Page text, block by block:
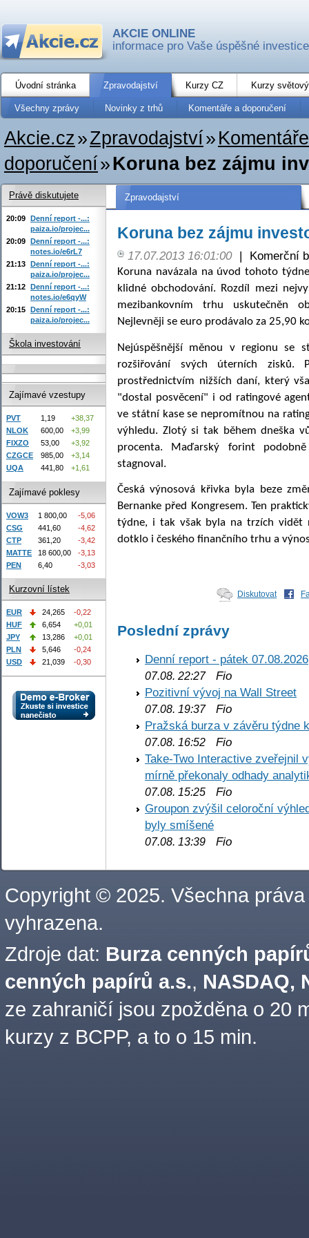
AKCIE ONLINE
informace pro Vaše úspěšné investice
Úvodní stránka Zpravodajství Kurzy CZ Kurzy
Všechny zprávy Novinky z trhů Komentáře a doporučení
Akcie.cz»Zpravodajství»
doporučení»Koruna bez zájmu
Zpravodajství
Koruna bez zájmu
17.07.2013 16:01:00 | Komerční
Koruna navázala na úvod tohoto
klidné obchodování. Rozdíl mezi
mezibankovním trhu uskutečněn
Nejlevněji se euro prodávalo za 25,90
Nejúspěšnější měnou v regionu
rozšiřování svých úterních zisků.
prostřednictvím nižších daní, který
"dostal posvěcení" i od ratingové
ve státní kase se nepromítnou na
výhledu. Zlotý si tak během dneška
procenta. Maďarský forint
stagnoval.
Česká výnosová křivka byla beze
Bernanke před Kongresem. Ten
týdne, i tak však byla na trzích vidět
dotklo i českého finančního trhu a
Diskutovat
Poslední zprávy
Denní report - pátek 07.08.2026
07.08. 22:27Fio
Pozitivní vývoj na Wall Street
07.08. 19:37Fio
Pražská burza v závěru týdne
07.08. 16:52 Fio
Take-Two Interactive zveřejnil
mírně překonaly odhady
07.08. 15:25 Fio
Groupon zvýšil celoroční
byly smíšené
07.08. 13:39 Fio
Právě diskutujete
20:09 Denní report -...:
paiza.io/projec...
20:09 Denní report -...:
notes.io/e6rL7
21:13 Denní report -...:
paiza.io/projec...
21:12 Denní report -...:
notes.io/e6qyW
20:15 Denní report -...:
paiza.io/projec...
Škola investování
Zajímavé vzestupy
PVT 1,19
+38,37
NLOK
600,00
+3,99
FIXZO
53,00
+3,92
CZGCE
985,00
+3,14
UQA
441,80 +1,61
Zajímavé poklesy
VOW3 1 800,00
-5,06
CSG
441,60
-4,62
CTP
361,20
-3,42
MATTE
18 600,00
-3,13
PEN
6,40 -3,03
Kurzovní lístek
EUR 24,265
-0,22
HUF
6,654
+0,01
JPY
13,286
+0,01
PLN
5,646
-0,24
USD
21,039 -0,30
Copyright © 2025. Všechna práva
vyhrazena.
Zdroje dat: Burza cenných
cenných papírů a.s., NASDAQ,
ze zahraničí jsou zpožděna o 20
kurzy z BCPP, a to o 15 min.